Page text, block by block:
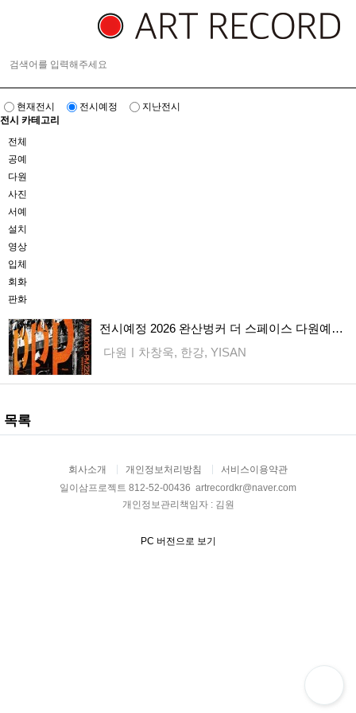
현재전시 전시예정
지난전시
전시 카테고리
전체
공예
다원
사진
서예
설치
영상
입체
회화
판화
전시예정 2026 완산벙커 더 스페이스 다원예술 프로그램 《 Please, Place, Pulse 》
다원 | 차창욱, 한강, YISAN
목록
회사소개 개인정보처리방침
서비스이용약관
일이삼프로젝트 812-52-00436 artrecordkr@naver.com
개인정보관리책임자 : 김원
PC 버전으로 보기